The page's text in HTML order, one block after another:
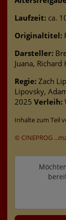
Laufzeit: ca.
Originaltitel:
Darsteller:
Juana, Richard
Regie: Zach
Lipovsky,
2025 Verleih:
Inhalte zum Teil
© CINEPROG